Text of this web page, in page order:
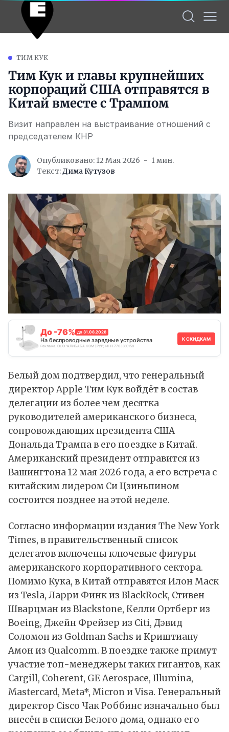
ТИМ КУК
Тим Кук и главы крупнейших
корпораций США отправятся в
Китай вместе с Трампом
Визит направлен на выстраивание отношений с
председателем КНР
Опубликовано: 12 Мая 2026
1 мин.
Текст:Дима Кутузов
До -76% до 31.08.2026
На беспроводные зарядные устройства
Реклама. ООО "АЛИБАБА.КОМ (РУ)", ИНН 7703380158
К СКИДКАМ
Белый дом подтвердил, что генеральный
директор Apple Тим Кук войдёт в состав
делегации из более чем десятка
руководителей американского бизнеса,
сопровождающих президента США
Дональда Трампа в его поездке в Китай.
Американский президент отправится из
Вашингтона 12 мая 2026 года, а его встреча с
китайским лидером Си Цзиньпином
состоится позднее на этой неделе.
Согласно информациииздания The New York
Times, в правительственный список
делегатов включены ключевые фигуры
американского корпоративного сектора.
Помимо Кука, в Китай отправятся Илон Маск
из Tesla, Ларри Финк из BlackRock, Стивен
Шварцман из Blackstone, Келли Ортберг из
Boeing, Джейн Фрейзер из Citi, Дэвид
Соломон из Goldman Sachs и Криштиану
Амон из Qualcomm. В поездке также примут
участие топ-менеджеры таких гигантов, как
Cargill, Coherent, GE Aerospace, Illumina,
Mastercard, Meta*, Micron и Visa. Генеральный
директор Cisco Чак Роббинс изначально был
внесён в списки Белого дома, однако его